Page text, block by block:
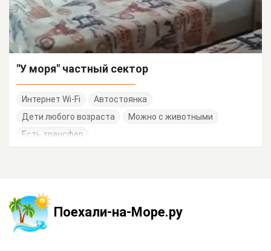
"У моря" частный сектор
Интернет Wi-Fi
Автостоянка
Дети любого возраста
Можно с животными
Есть трансфер
Поехали-на-Море.ру